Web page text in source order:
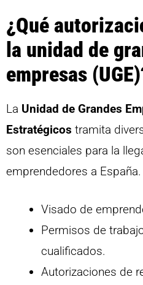
¿Qué
la unidad de
empresas
La Unidad de Grandes
Estratégicos tramita
son esenciales para la
emprendedores a
Visado de
Permisos de
cualificados.
Autorizaciones de